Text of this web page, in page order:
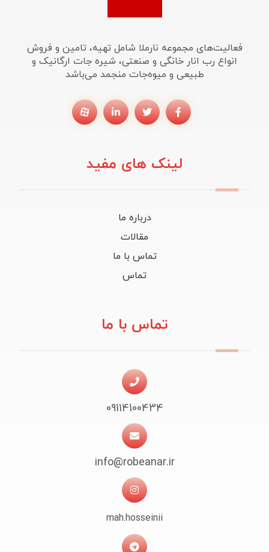
فعالیت‌های مجموعه نارملا شامل تهیه، تامین و فروش
انواع رب انار خانگی و صنعتی، شیره جات ارگانیک و
طبیعی و میوه‌جات منجمد می‌باشد
لینک های مفید
درباره ما
مقالات
تماس با ما
تماس
تماس با ما
09114100434
info@robeanar.ir
mah.hosseinii